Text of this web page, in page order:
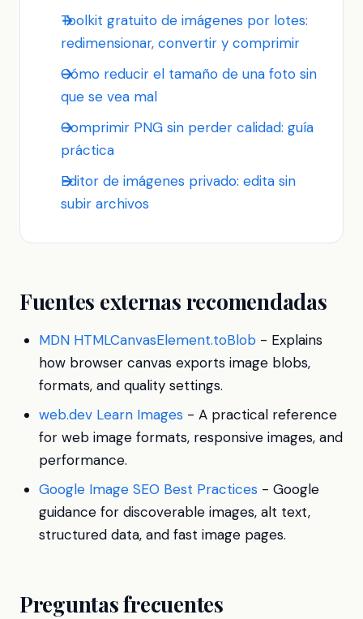
Toolkit gratuito de imágenes por lotes:
redimensionar, convertir y comprimir
Cómo reducir el tamaño de una foto sin
que se vea mal
Comprimir PNG sin perder calidad: guía
práctica
Editor de imágenes privado: edita sin
subir archivos
Fuentes externas recomendadas
MDN HTMLCanvasElement.toBlob - Explains
how browser canvas exports image blobs,
formats, and quality settings.
web.dev Learn Images - A practical reference
for web image formats, responsive images, and
performance.
Google Image SEO Best Practices - Google
guidance for discoverable images, alt text,
structured data, and fast image pages.
Preguntas frecuentes